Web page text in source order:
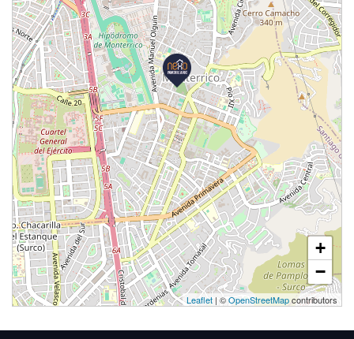
+
−
Leaflet | ©OpenStreetMapcontributors